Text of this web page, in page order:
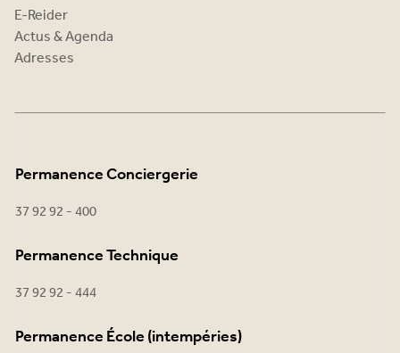
E-Reider
Actus & Agenda
Adresses
Permanence Conciergerie
37 92 92 - 400
Permanence Technique
37 92 92 - 444
Permanence École (intempéries)